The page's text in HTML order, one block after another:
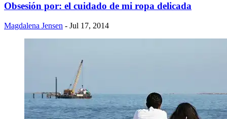
Obsesión por: el cuidado de mi ropa delicada
Magdalena Jensen - Jul 17, 2014